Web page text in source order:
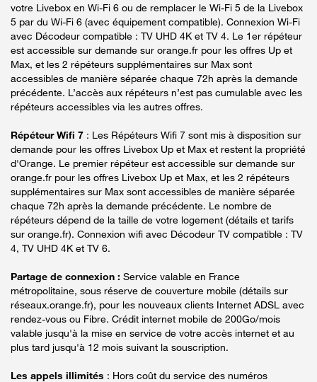
votre Livebox en Wi-Fi 6 ou de remplacer le Wi-Fi 5 de la Livebox
5 par du Wi-Fi 6 (avec équipement compatible). Connexion Wi-Fi
avec Décodeur compatible : TV UHD 4K et TV 4. Le 1er répéteur
est accessible sur demande sur orange.fr pour les offres Up et
Max, et les 2 répéteurs supplémentaires sur Max sont
accessibles de manière séparée chaque 72h après la demande
précédente. L’accès aux répéteurs n’est pas cumulable avec les
répéteurs accessibles via les autres offres.
Répéteur Wifi 7 : Les Répéteurs Wifi 7 sont mis à disposition sur
demande pour les offres Livebox Up et Max et restent la propriété
d'Orange. Le premier répéteur est accessible sur demande sur
orange.fr pour les offres Livebox Up et Max, et les 2 répéteurs
supplémentaires sur Max sont accessibles de manière séparée
chaque 72h après la demande précédente. Le nombre de
répéteurs dépend de la taille de votre logement (détails et tarifs
sur orange.fr). Connexion wifi avec Décodeur TV compatible : TV
4, TV UHD 4K et TV 6.
Partage de connexion : Service valable en France
métropolitaine, sous réserve de couverture mobile (détails sur
réseaux.orange.fr), pour les nouveaux clients Internet ADSL avec
rendez-vous ou Fibre. Crédit internet mobile de 200Go/mois
valable jusqu'à la mise en service de votre accès internet et au
plus tard jusqu'à 12 mois suivant la souscription.
Les appels illimités : Hors coût du service des numéros